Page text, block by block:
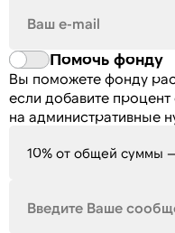
Помочь фонду
Вы поможете фонду
если добавите
на административные
10% от общей суммы